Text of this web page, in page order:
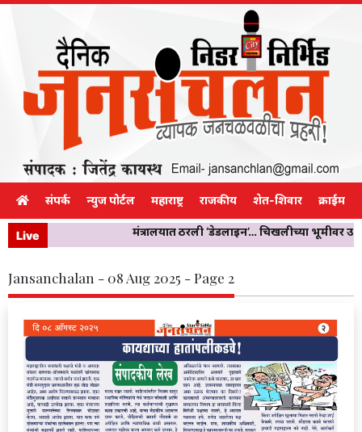
संपर्क न्युज पोर्टल महाराष्ट्र राजकीय शेत-शिवार क्राईम
Live मंत्रालयात ठरली ‘डेडलाइन’… चिखलीच्या भूमीवर
Jansanchalan - 08 Aug 2025 - Page 2